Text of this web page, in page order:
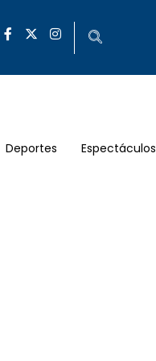
Deportes Espectáculos